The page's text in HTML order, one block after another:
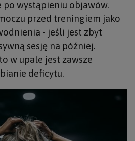
wystąpieniu objawów.
przed treningiem jako
- jeśli jest zbyt
sesję na później.
w upale jest zawsze
deficytu.